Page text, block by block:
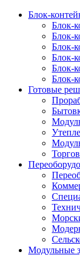
Блок-
Блок-
Блок-
Блок-
Блок-
Блок-
Блок-
Готовые
Модульные